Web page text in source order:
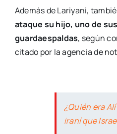
Además de Lariyani,
ataque su hijo, uno de
guardaespaldas, según
citado por la agencia de
¿Quién era
iraní que